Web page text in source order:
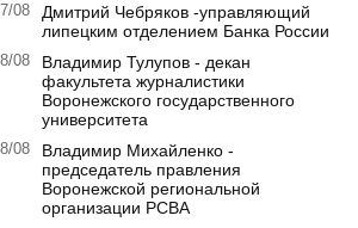
08
Дмитрий Чебряков -управляющий
липецким отделением Банка России
08
Владимир Тулупов - декан
факультета журналистики
Воронежского государственного
университета
08
Владимир Михайленко -
председатель правления
Воронежской региональной
организации РСВА